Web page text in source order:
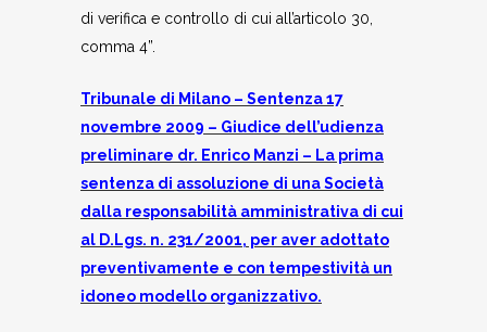
di verifica e controllo di cui all’articolo 30,
comma 4”.
Tribunale di Milano – Sentenza 17
novembre 2009 – Giudice dell’udienza
preliminare dr. Enrico Manzi – La prima
sentenza di assoluzione di una Società
dalla responsabilità amministrativa di cui
al D.Lgs. n. 231/2001, per aver adottato
preventivamente e con tempestività un
idoneo modello organizzativo.